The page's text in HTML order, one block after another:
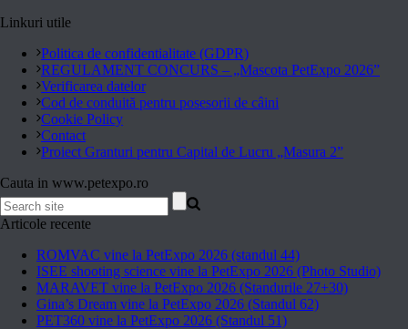
Linkuri utile
Politica de confidentialitate (GDPR)
REGULAMENT CONCURS – „Mascota PetExpo 2026”
Verificarea datelor
Cod de conduită pentru posesorii de câini
Cookie Policy
Contact
Proiect Granturi pentru Capital de Lucru „Masura 2”
Cauta in www.petexpo.ro
Articole recente
ROMVAC vine la PetExpo 2026 (standul 44)
ISEE shooting science vine la PetExpo 2026 (Photo Studio)
MARAVET vine la PetExpo 2026 (Standurile 27+30)
Gina’s Dream vine la PetExpo 2026 (Standul 62)
PET360 vine la PetExpo 2026 (Standul 51)